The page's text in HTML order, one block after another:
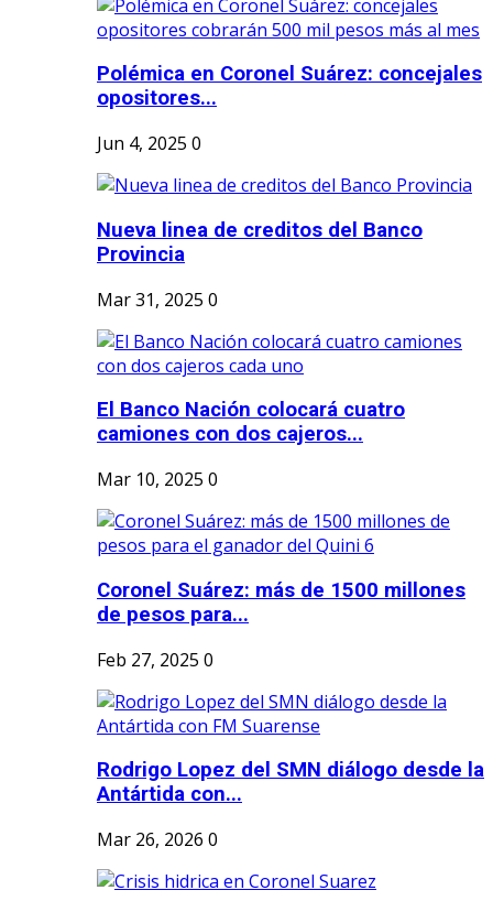
Polémica en Coronel Suárez: concejales
opositores...
Jun 4, 2025 0
Nueva linea de creditos del Banco
Provincia
Mar 31, 2025 0
El Banco Nación colocará cuatro
camiones con dos cajeros...
Mar 10, 2025 0
Coronel Suárez: más de 1500 millones
de pesos para...
Feb 27, 2025 0
Rodrigo Lopez del SMN diálogo desde la
Antártida con...
Mar 26, 2026 0